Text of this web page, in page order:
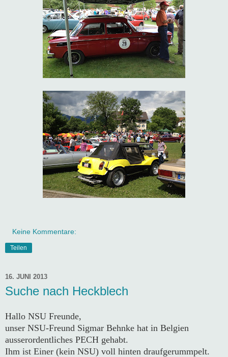
Keine Kommentare:
Teilen
16. JUNI 2013
Suche nach Heckblech
Hallo NSU Freunde,
unser NSU-Freund Sigmar Behnke hat in Belgien
ausserordentliches PECH gehabt.
Ihm ist Einer (kein NSU) voll hinten draufgerummpelt.